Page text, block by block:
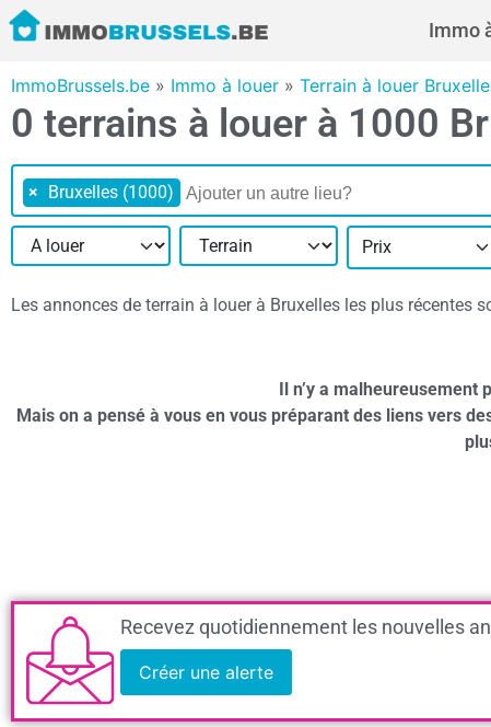
Immo
ImmoBrussels.be » Immo à louer » Terrain à louer
0 terrains à louer à 1000
× Bruxelles (1000)
Prix
Les annonces de terrain à louer à Bruxelles les plus récentes
Il n’y a
Mais on a pensé à vous en vous préparant des liens vers
Recevez quotidiennement les nouvelles
Créer une alerte